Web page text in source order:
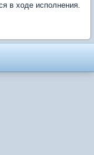
в ходе исполнения.